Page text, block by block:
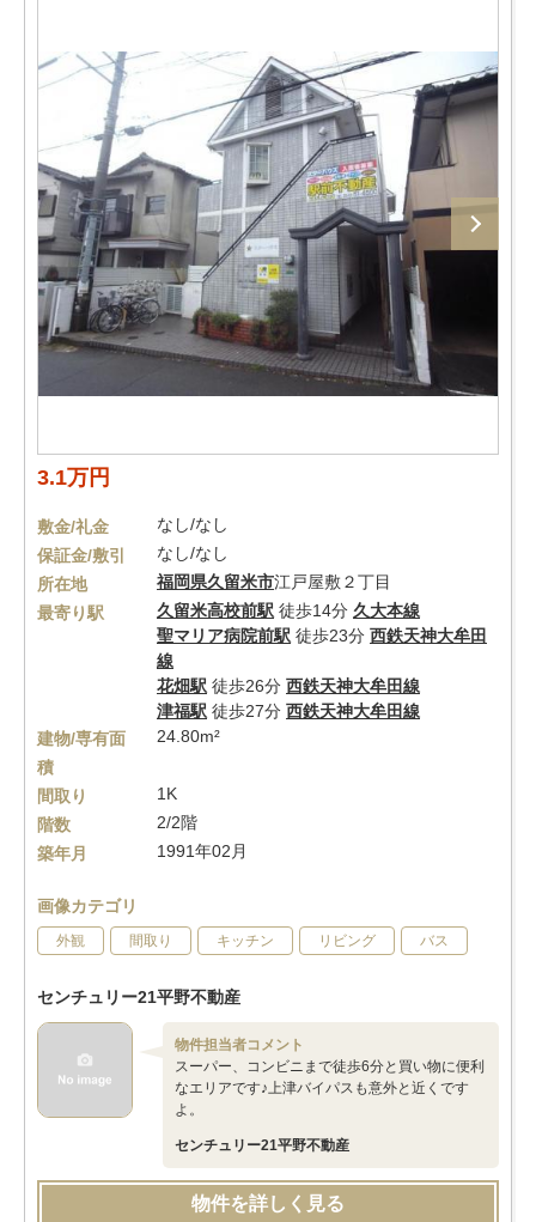
3.1万円
敷金/礼金
なし/なし
保証金/敷引
なし/なし
所在地
福岡県久留米市江戸屋敷２丁目
最寄り駅
久留米高校前駅 徒歩14分 久大本線
聖マリア病院前駅 徒歩23分 西鉄天神大牟田
線
花畑駅 徒歩26分 西鉄天神大牟田線
津福駅 徒歩27分 西鉄天神大牟田線
建物/専有面
積
24.80m²
間取り
1K
階数
2/2階
築年月
1991年02月
画像カテゴリ
外観 間取り キッチン リビング バス
センチュリー21平野不動産
物件担当者コメント
スーパー、コンビニまで徒歩6分と買い物に便利
なエリアです♪上津バイパスも意外と近くです
よ。
センチュリー21平野不動産
物件を詳しく見る